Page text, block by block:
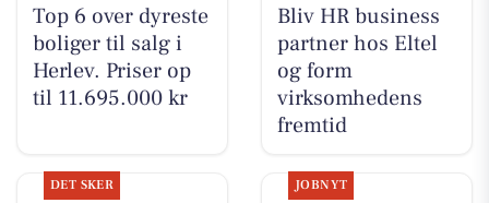
Top 6 over dyreste
boliger til salg i
Herlev. Priser op
til 11.695.000 kr
Bliv HR business
partner hos Eltel
og form
virksomhedens
fremtid
DET SKER JOBNYT